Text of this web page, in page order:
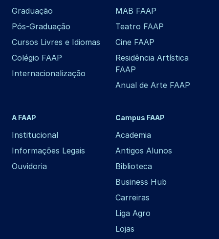
Graduação
Pós-Graduação
Cursos Livres e Idiomas
Colégio FAAP
Internacionalização
MAB FAAP
Teatro FAAP
Cine FAAP
Residência Artística
FAAP
Anual de Arte FAAP
A FAAP
Institucional
Informações Legais
Ouvidoria
Campus FAAP
Academia
Antigos Alunos
Biblioteca
Business Hub
Carreiras
Liga Agro
Lojas